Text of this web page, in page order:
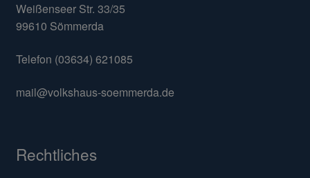
Weißenseer Str. 33/35
99610 Sömmerda
Telefon (03634) 621085
mail@volkshaus-soemmerda.de
Rechtliches